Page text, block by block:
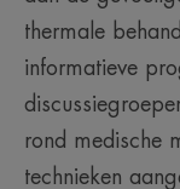
thermale
informatieve
rond medische
technieken